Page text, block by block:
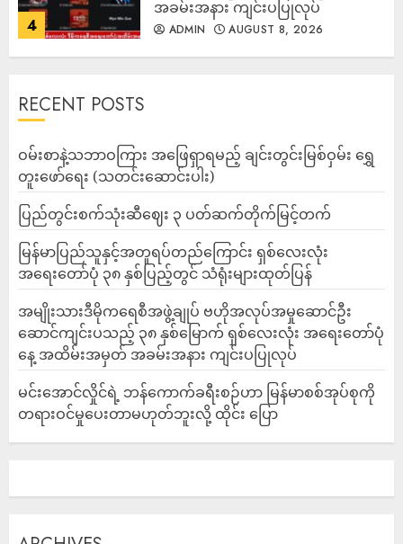
4
အခမ်းအနား ကျင်းပပြုလုပ်
ADMIN AUGUST 8, 2026
RECENT POSTS
ဝမ်းစာနဲ့သဘာဝကြား အဖြေရှာရမည့် ချင်းတွင်းမြစ်ဝှမ်း ရွှေ
တူးဖော်ရေး (သတင်းဆောင်းပါး)
ပြည်တွင်းစက်သုံးဆီဈေး ၃ ပတ်ဆက်တိုက်မြင့်တက်
မြန်မာပြည်သူနှင့်အတူရပ်တည်ကြောင်း ရှစ်လေးလုံး
အရေးတော်ပုံ ၃၈ နှစ်ပြည့်တွင် သံရုံးများထုတ်ပြန်
အမျိုးသားဒီမိုကရေစီအဖွဲ့ချုပ် ဗဟိုအလုပ်အမှုဆောင်ဦး
ဆောင်ကျင်းပသည့် ၃၈ နှစ်မြောက် ရှစ်လေးလုံး အရေးတော်ပုံ
နေ့ အထိမ်းအမှတ် အခမ်းအနား ကျင်းပပြုလုပ်
မင်းအောင်လှိုင်ရဲ့ ဘန်ကောက်ခရီးစဉ်ဟာ မြန်မာစစ်အုပ်စုကို
တရားဝင်မှုပေးတာမဟုတ်ဘူးလို့ ထိုင်း ပြော